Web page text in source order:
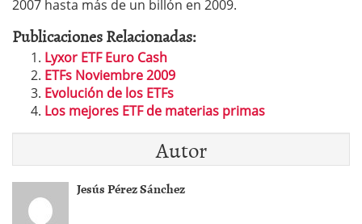
2007 hasta más de un billón en 2009.
Publicaciones Relacionadas:
Lyxor ETF Euro Cash
ETFs Noviembre 2009
Evolución de los ETFs
Los mejores ETF de materias primas
Autor
Jesús Pérez Sánchez